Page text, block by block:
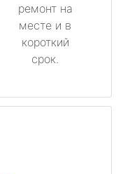
ремонт на
месте и в
короткий
срок.